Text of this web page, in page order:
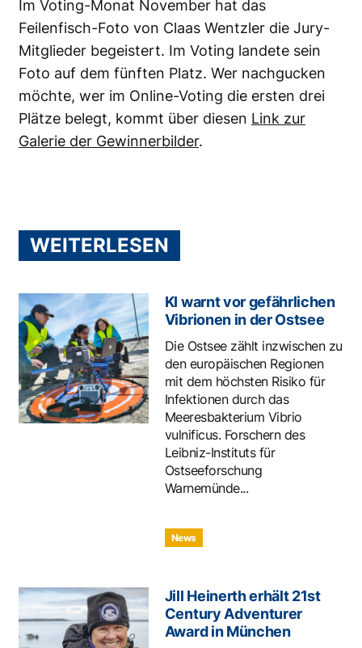
Im Voting-Monat November hat das
Feilenfisch-Foto von Claas Wentzler die Jury-
Mitglieder begeistert. Im Voting landete sein
Foto auf dem fünften Platz. Wer nachgucken
möchte, wer im Online-Voting die ersten drei
Plätze belegt, kommt über diesen Link zur
Galerie der Gewinnerbilder.
WEITERLESEN
KI warnt vor gefährlichen
Vibrionen in der Ostsee
Die Ostsee zählt inzwischen zu
den europäischen Regionen
mit dem höchsten Risiko für
Infektionen durch das
Meeresbakterium Vibrio
vulnificus. Forschern des
Leibniz-Instituts für
Ostseeforschung
Warnemünde...
News
Jill Heinerth erhält 21st
Century Adventurer
Award in München